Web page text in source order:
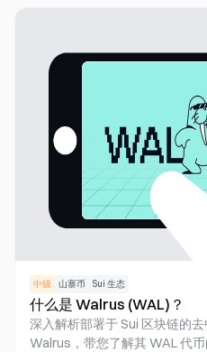
中级 山寨币 Sui 生态
什么是 Walrus (WAL)？
深入解析部署于 Sui 区块链的
Walrus，带您了解其 WAL 代